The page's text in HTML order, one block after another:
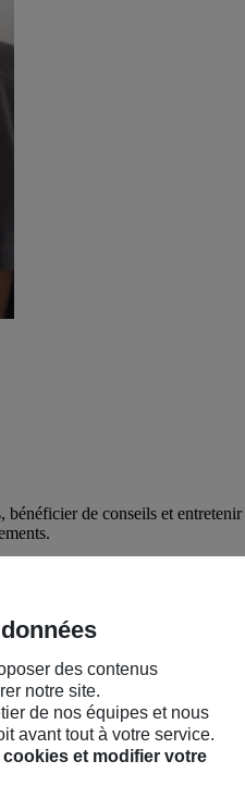
de conseils et
principaux serrages + conseil
de la journée.En accès libre
des contenus
notre site.
de nos équipes et nous
avant tout à votre service.
et modifier votre